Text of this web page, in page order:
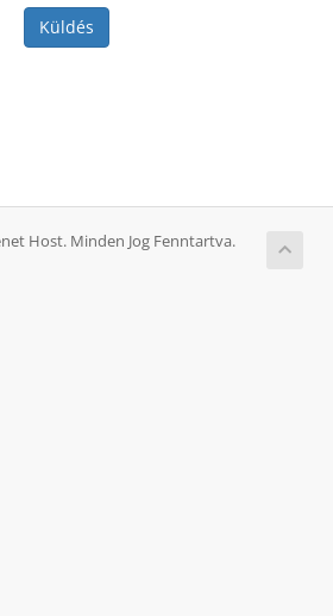
Küldés
Host. Minden Jog Fenntartva.